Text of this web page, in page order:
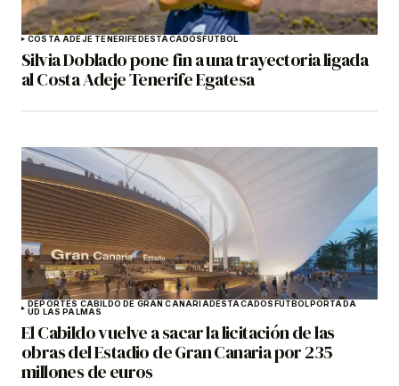
COSTA ADEJE TENERIFEDESTACADOSFÚTBOL
Silvia Doblado pone fin a una trayectoria ligada
al Costa Adeje Tenerife Egatesa
DEPORTES CABILDO DE GRAN CANARIADESTACADOSFÚTBOLPORTADA
UD LAS PALMAS
El Cabildo vuelve a sacar la licitación de las
obras del Estadio de Gran Canaria por 235
millones de euros